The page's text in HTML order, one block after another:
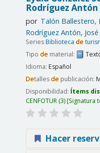
Rodríguez Antón
por Talón Ballestero,
Rodríguez Antón,
SeriesBiblioteca de
Tipo de material:
Idioma: Español
Detalles de publicación:
Disponibilidad: Ítems
CENFOTUR(3) Signatura
Hacer